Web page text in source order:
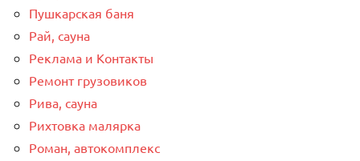
Пушкарская баня
Рай, сауна
Реклама и Контакты
Ремонт грузовиков
Рива, сауна
Рихтовка малярка
Роман, автокомплекс